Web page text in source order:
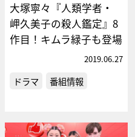
大塚寧々『人類学者・
岬久美子の殺人鑑定』8
作目！キムラ緑子も登場
2019.06.27
ドラマ 番組情報